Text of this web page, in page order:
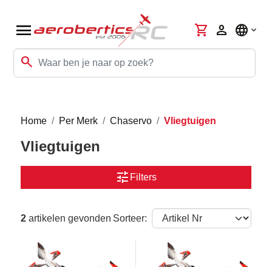
menu
search
shopping_cart person language
Home Per Merk Chaservo Vliegtuigen
Vliegtuigen
tune Filters
2 artikelen gevonden Sorteer: